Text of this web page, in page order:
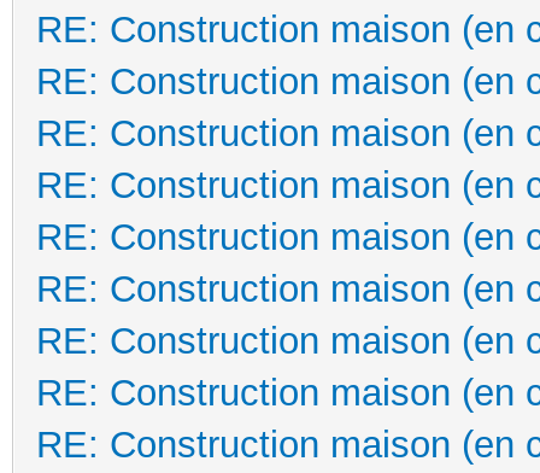
RE: Construction maison (en
RE: Construction maison (en
RE: Construction maison (en
RE: Construction maison (en
RE: Construction maison (en
RE: Construction maison (en
RE: Construction maison (en
RE: Construction maison (en
RE: Construction maison (en